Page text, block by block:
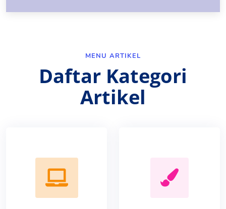
MENU ARTIKEL
Daftar Kategori
Artikel